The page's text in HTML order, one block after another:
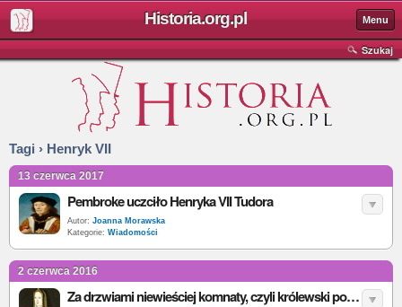
Historia.org.pl Menu
Szukaj
Tagi › Henryk VII
13 czerwca 2017
Pembroke uczciło Henryka VII Tudora
Autor: Joanna Morawska
Kategorie: Wiadomości
2 czerwca 2016
Za drzwiami niewieściej komnaty, czyli królewski poród